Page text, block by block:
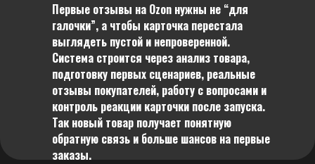
Первые отзывы на Ozon нужны не “для
галочки”, а чтобы карточка перестала
выглядеть пустой и непроверенной.
Система строится через анализ товара,
подготовку первых сценариев, реальные
отзывы покупателей, работу с вопросами и
контроль реакции карточки после запуска.
Так новый товар получает понятную
обратную связь и больше шансов на первые
заказы.